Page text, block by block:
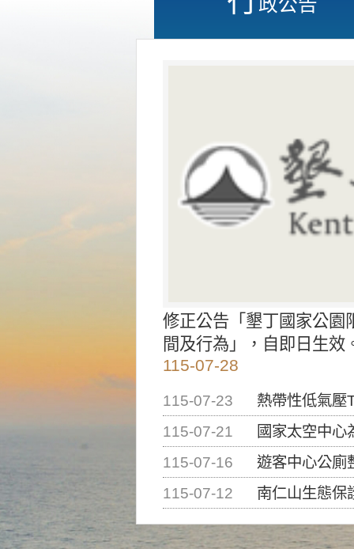
修正公告「墾丁國家公園
間及行為」，自即日生效
115-07-28
115-07-23
熱帶性低氣壓
115-07-21
國家太空中心為辦理
115-07-16
遊客中心公廁
115-07-12
南仁山生態保護區步道已完成